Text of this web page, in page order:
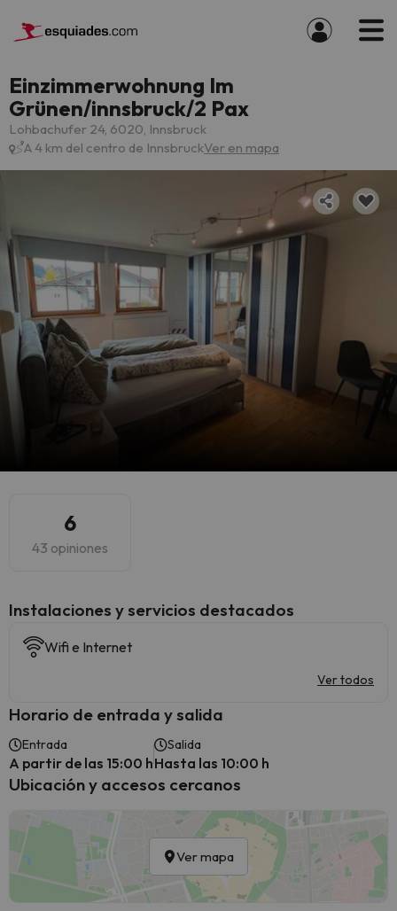
Einzimmerwohnung Im
Grünen/innsbruck/2 Pax
Lohbachufer 24, 6020, Innsbruck
A 4 km del centro de InnsbruckVer en mapa
6
43 opiniones
Instalaciones y servicios destacados
Wifi e Internet
Ver todos
Horario de entrada y salida
Entrada
A partir de las 15:00 h
Salida
Hasta las 10:00 h
Ubicación y accesos cercanos
Ver mapa